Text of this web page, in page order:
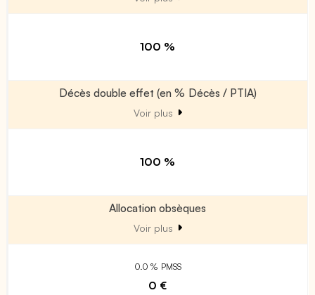
100 %
Décès double effet (en % Décès / PTIA)
Voir plus
100 %
Allocation obsèques
Voir plus
0.0 % PMSS
0 €